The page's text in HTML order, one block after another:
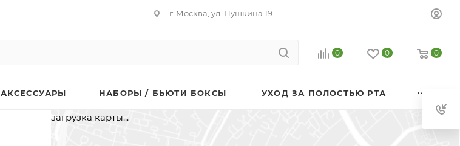
г. Москва, ул. Пушкина 19
0 0 0
АКСЕССУАРЫ НАБОРЫ / БЬЮТИ БОКСЫ УХОД ЗА ПОЛОСТЬЮ РТА
загрузка карты...